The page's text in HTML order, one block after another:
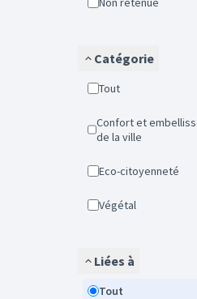
Catégorie
Tout
Confort et embellissement
de la ville
Eco-citoyenneté
Végétal
Liées à
Tout